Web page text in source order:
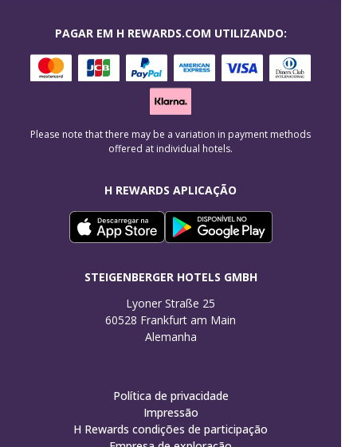
H REWARDS APLICAÇÃO
STEIGENBERGER HOTELS GMBH
Lyoner Straße 25
60528 Frankfurt am Main
Alemanha
PAGAR EM H REWARDS.COM UTILIZANDO:
Please note that there may be a variation in payment methods
offered at individual hotels.
Política de privacidade
Impressão
H Rewards condições de participação